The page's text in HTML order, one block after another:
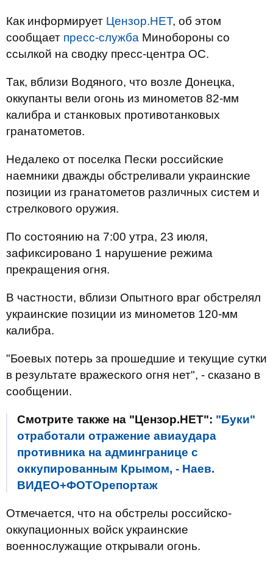
Как информирует Цензор.НЕТ, об этом
сообщает пресс-служба Минобороны со
ссылкой на сводку пресс-центра ОС.
Так, вблизи Водяного, что возле Донецка,
оккупанты вели огонь из минометов 82-мм
калибра и станковых противотанковых
гранатометов.
Недалеко от поселка Пески российские
наемники дважды обстреливали украинские
позиции из гранатометов различных систем и
стрелкового оружия.
По состоянию на 7:00 утра, 23 июля,
зафиксировано 1 нарушение режима
прекращения огня.
В частности, вблизи Опытного враг обстрелял
украинские позиции из минометов 120-мм
калибра.
"Боевых потерь за прошедшие и текущие сутки
в результате вражеского огня нет", - сказано в
сообщении.
Смотрите также на "Цензор.НЕТ": "Буки"
отработали отражение авиаудара
противника на админгранице с
оккупированным Крымом, - Наев.
ВИДЕО+ФОТОрепортаж
Отмечается, что на обстрелы российско-
оккупационных войск украинские
военнослужащие открывали огонь.